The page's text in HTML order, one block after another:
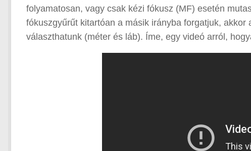
folyamatosan, vagy csak kézi fókusz (MF) esetén
fókuszgyűrűt kitartóan a másik irányba forgatjuk,
választhatunk (méter és láb). Íme, egy videó arról,